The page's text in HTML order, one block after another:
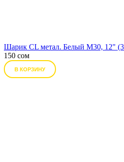
Шарик CL метал. Белый М30, 12"
150 сом
В КОРЗИНУ